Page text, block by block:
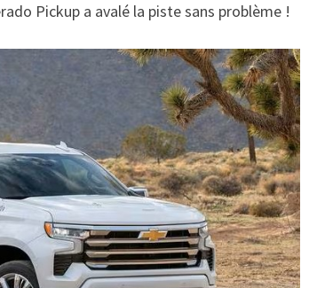
Pickup a avalé la piste sans problème !